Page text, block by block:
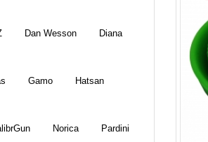
Dan Wesson Diana
Gamo Hatsan
Norica Pardini